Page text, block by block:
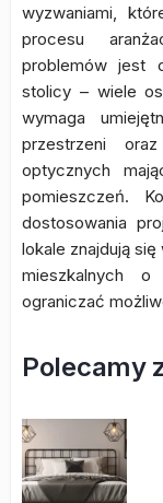
wyzwaniami,
procesu
problemów jest
stolicy – wiele
wymaga
przestrzeni
optycznych
pomieszczeń.
dostosowania
lokale znajdują
mieszkalnych
ograniczać
Polecamy